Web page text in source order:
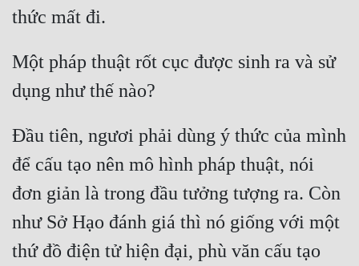
Một pháp thuật rốt cục được sinh ra và sử
Đầu tiên, ngươi phải dùng ý thức của mình
để cấu tạo nên mô hình pháp thuật, nói
đơn giản là trong đầu tưởng tượng ra. Còn
như Sở Hạo đánh giá thì nó giống với một
thứ đồ điện tử hiện đại, phù văn cấu tạo